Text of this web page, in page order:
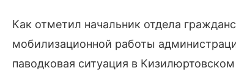
Как отметил начальник отдела
мобилизационной работы
паводковая ситуация в